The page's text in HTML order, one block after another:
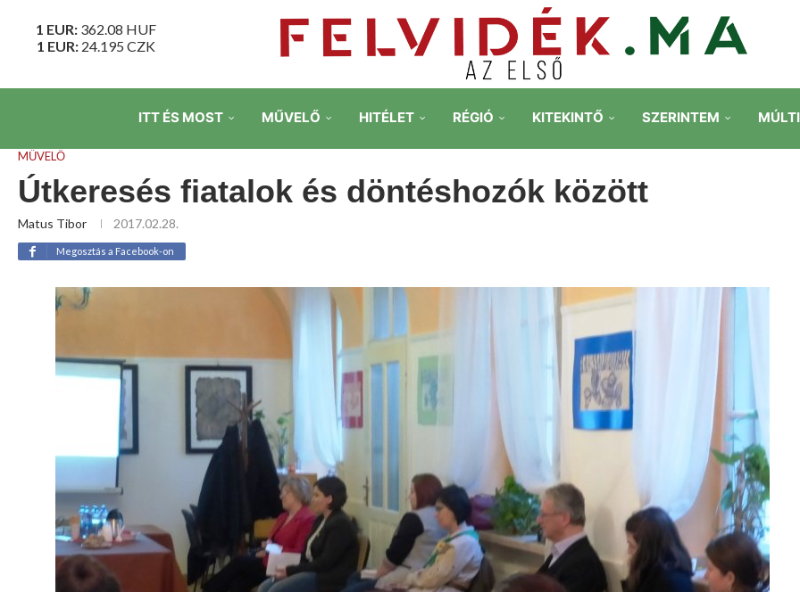
1 EUR: 362.08 HUF
1 EUR: 24.195 CZK
ITT ÉS MOST MŰVELŐ HITÉLET RÉGIÓ KITEKINTŐ SZERINTEM
MŰVELŐ
Útkeresés fiatalok és döntéshozók között
Matus Tibor 2017.02.28.
Megosztás a Facebook-on